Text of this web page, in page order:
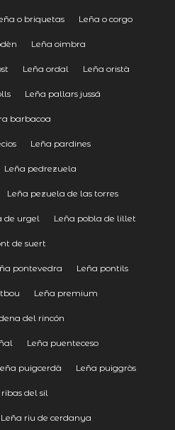
o briquetas Leña o corgo
Leña oimbra
Leña ordal Leña oristà
Leña pallars jussá
barbacoa
Leña pardines
Leña pedrezuela
Leña pezuela de las torres
de urgel Leña pobla de lillet
de suert
pontevedra Leña pontils
Leña premium
del rincón
Leña puenteceso
puigcerdà Leña puiggròs
del sil
Leña riu de cerdanya